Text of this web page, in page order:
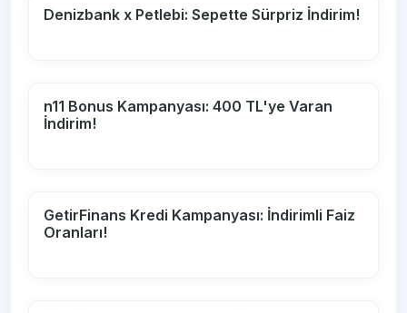
Denizbank x Petlebi: Sepette Sürpriz İndirim!
n11 Bonus Kampanyası: 400 TL'ye Varan
İndirim!
GetirFinans Kredi Kampanyası: İndirimli Faiz
Oranları!